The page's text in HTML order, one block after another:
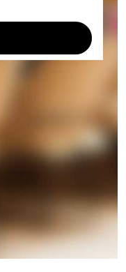
externen
wir allerdings
zu Geräten
US-